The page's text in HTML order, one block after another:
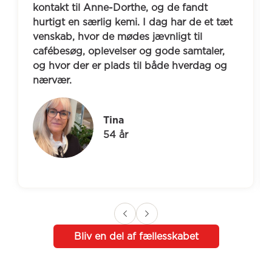
kontakt til Anne-Dorthe, og de fandt
hurtigt en særlig kemi. I dag har de et tæt
venskab, hvor de mødes jævnligt til
cafébesøg, oplevelser og gode samtaler,
og hvor der er plads til både hverdag og
nærvær.
Tina
54 år
Bliv en del af fællesskabet